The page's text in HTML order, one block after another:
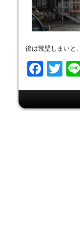
後は荒壁しまいと